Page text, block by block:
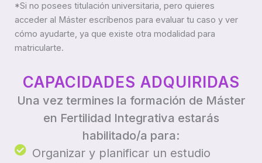
*Si no posees titulación universitaria, pero quieres
acceder al Máster escríbenos para evaluar tu caso y ver
cómo ayudarte, ya que existe otra modalidad para
matricularte.
CAPACIDADES ADQUIRIDAS
Una vez termines la formación de Máster
en Fertilidad Integrativa estarás
habilitado/a para:
Organizar y planificar un estudio